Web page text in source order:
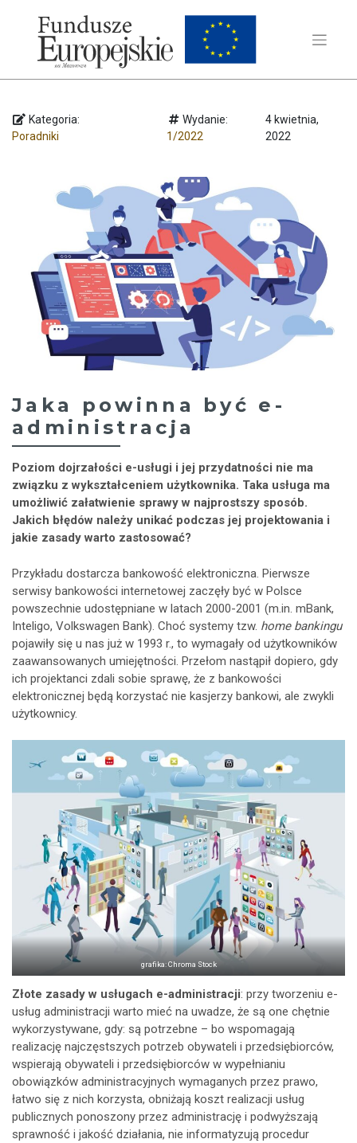
Kategoria:
Poradniki
Wydanie:
1/2022
4 kwietnia,
2022
Jaka powinna być e-
administracja
Poziom dojrzałości e-usługi i jej przydatności nie ma
związku z wykształceniem użytkownika. Taka usługa ma
umożliwić załatwienie sprawy w najprostszy sposób.
Jakich błędów należy unikać podczas jej projektowania i
jakie zasady warto zastosować?
Przykładu dostarcza bankowość elektroniczna. Pierwsze
serwisy bankowości internetowej zaczęły być w Polsce
powszechnie udostępniane w latach 2000-2001 (m.in. mBank,
Inteligo, Volkswagen Bank). Choć systemy tzw. home bankingu
pojawiły się u nas już w 1993 r., to wymagały od użytkowników
zaawansowanych umiejętności. Przełom nastąpił dopiero, gdy
ich projektanci zdali sobie sprawę, że z bankowości
elektronicznej będą korzystać nie kasjerzy bankowi, ale zwykli
użytkownicy.
grafika: Chroma Stock
Złote zasady w usługach e-administracji: przy tworzeniu e-
usług administracji warto mieć na uwadze, że są one chętnie
wykorzystywane, gdy: są potrzebne – bo wspomagają
realizację najczęstszych potrzeb obywateli i przedsiębiorców,
wspierają obywateli i przedsiębiorców w wypełnianiu
obowiązków administracyjnych wymaganych przez prawo,
łatwo się z nich korzysta, obniżają koszt realizacji usług
publicznych ponoszony przez administrację i podwyższają
sprawność i jakość działania, nie informatyzują procedur